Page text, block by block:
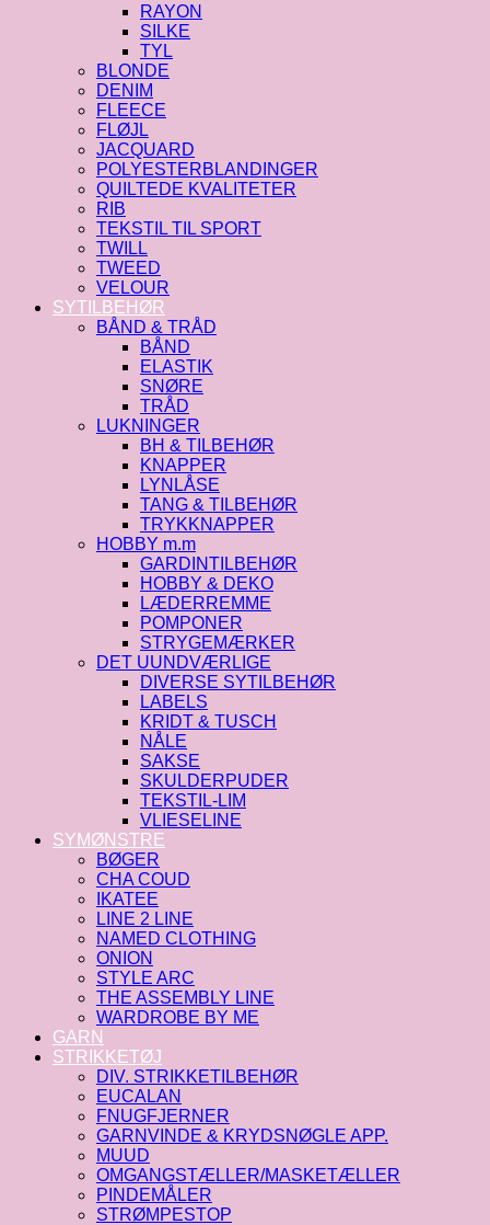
RAYON
SILKE
TYL
BLONDE
DENIM
FLEECE
FLØJL
JACQUARD
POLYESTERBLANDINGER
QUILTEDE KVALITETER
RIB
TEKSTIL TIL SPORT
TWILL
TWEED
VELOUR
SYTILBEHØR
BÅND & TRÅD
BÅND
ELASTIK
SNØRE
TRÅD
LUKNINGER
BH & TILBEHØR
KNAPPER
LYNLÅSE
TANG & TILBEHØR
TRYKKNAPPER
HOBBY m.m
GARDINTILBEHØR
HOBBY & DEKO
LÆDERREMME
POMPONER
STRYGEMÆRKER
DET UUNDVÆRLIGE
DIVERSE SYTILBEHØR
LABELS
KRIDT & TUSCH
NÅLE
SAKSE
SKULDERPUDER
TEKSTIL-LIM
VLIESELINE
SYMØNSTRE
BØGER
CHA COUD
IKATEE
LINE 2 LINE
NAMED CLOTHING
ONION
STYLE ARC
THE ASSEMBLY LINE
WARDROBE BY ME
GARN
STRIKKETØJ
DIV. STRIKKETILBEHØR
EUCALAN
FNUGFJERNER
GARNVINDE & KRYDSNØGLE APP.
MUUD
OMGANGSTÆLLER/MASKETÆLLER
PINDEMÅLER
STRØMPESTOP